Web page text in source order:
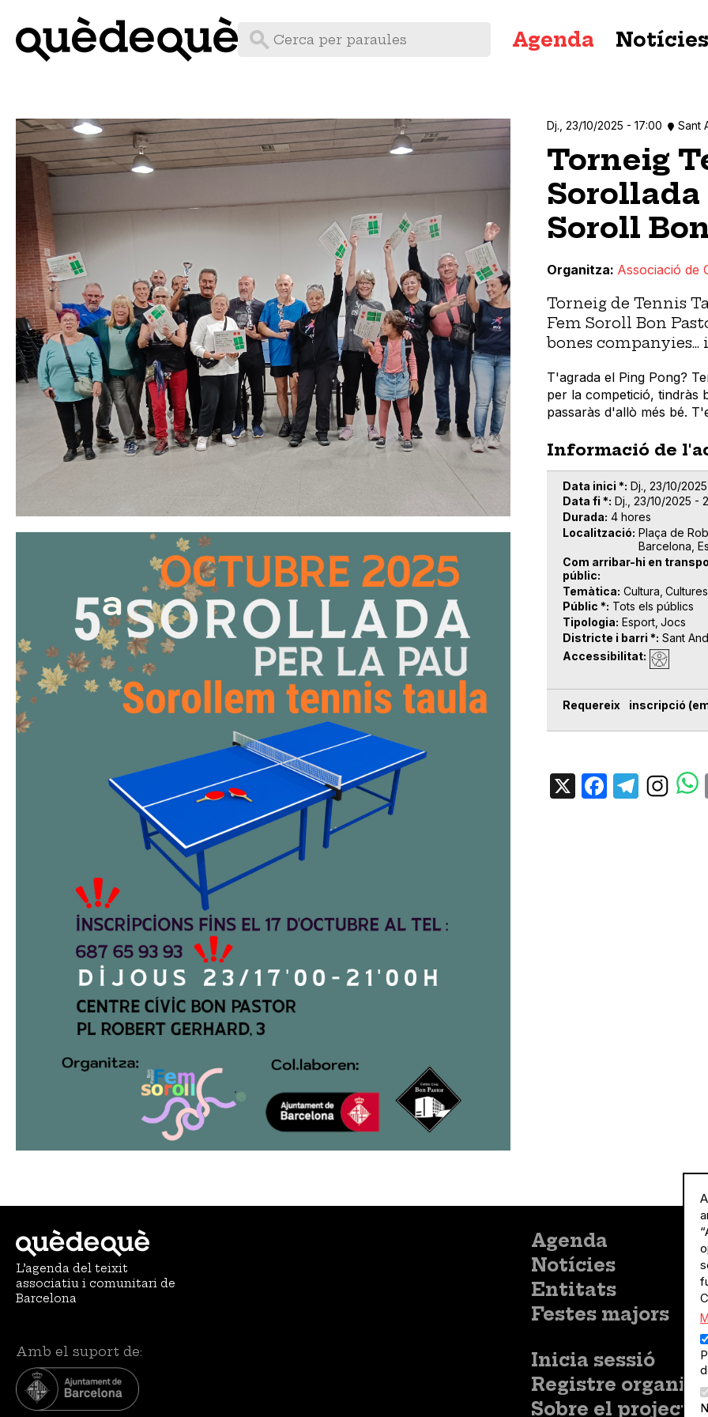
principal
Agenda Notícies
Dj., 23/10/2025 - 17:00 Sant
Torneig
Sorollada
Soroll
Organitza Associació de
Torneig de Tennis
Fem Soroll Bon
bones
T'agrada el Ping Pong?
per la competició, tindràs
passaràs d'allò més bé.
Informació de
Data inici * Dj., 23/10/
Data fi * Dj., 23/10/2025 -
Durada 4 hores
Localització Plaça de
Barcelona,
Com arribar-hi en
públic
Temàtica Cultura
Públic * Tots els públics
Tipologia Esport Jocs
Districte i barri * Sant
Accessibilitat
Requereix inscripció
X
L’agenda del teixit
associatiu i comunitari de
Barcelona
Amb el suport de:
Menú
principal
Agenda
Notícies
Entitats
Festes majors
Menú
del
compte
d'usuari
Inicia sessió
Menú
usuari
no
Registre
Menú
Sobre el projecte